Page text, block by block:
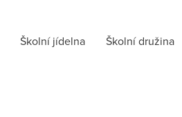
Školní jídelna Školní družina